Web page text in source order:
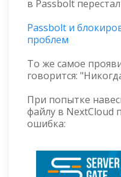
в Passbolt
Passbolt и
проблем
То же самое
говорится:
При попытке
файлу в NextCloud
ошибка: